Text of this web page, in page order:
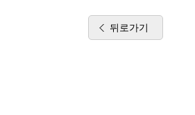
뒤로가기